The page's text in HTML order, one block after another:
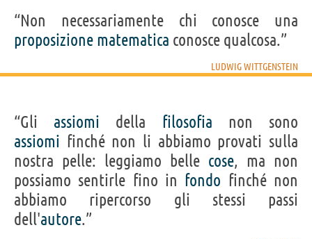
“Non necessariamente chi conosce una
proposizione matematica conosce qualcosa.”
LUDWIG WITTGENSTEIN
“Gli assiomi della filosofia non sono
assiomi finché non li abbiamo provati sulla
nostra pelle: leggiamo belle cose, ma non
possiamo sentirle fino in fondo finché non
abbiamo ripercorso gli stessi passi
dell'autore.”